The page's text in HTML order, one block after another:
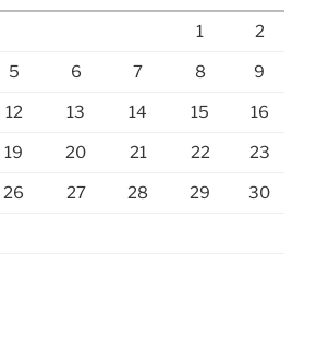
1 2
5 6 7 8 9
12 13 14 15 16
19 20 21 22 23
26 27 28 29 30